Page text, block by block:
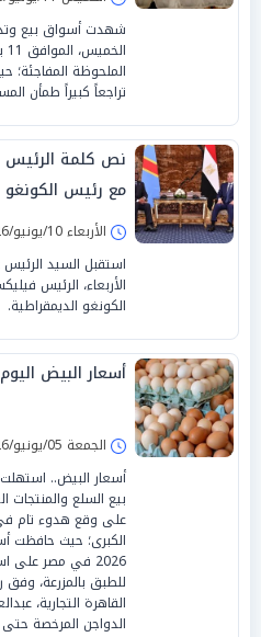
شهدت أسواق بيع
الملحوظة
تراجعاً كبيراً طمأن
نص كلمة الرئيس
مع رئيس الكونغو
الأربعاء 10/يونيو/2026 - 04:07 م
استقبل السيد
الأربعاء، الرئيس
الكونغو الديمقراطية.
أسعار البيض اليوم الجمعة
الجمعة 05/يونيو/2026 - 10:30 ص
أسعار البيض..
بيع السلع والمنتجات
على وقع هدوء تام في
للطبق بالمزرعة،
القاهرة التجارية،
الدواجن المرخصة حتى منتصف